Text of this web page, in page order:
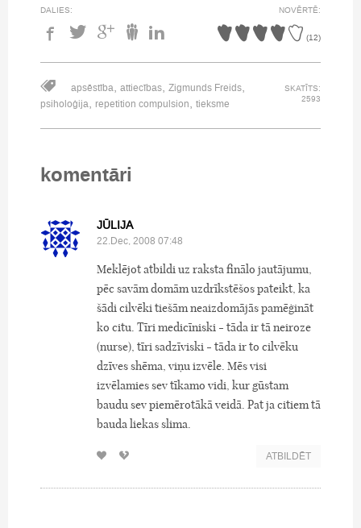
DALIES: NOVĒRTĒ:
(12)
apsēstība, attiecības, Zigmunds Freids,
psiholoģija, repetition compulsion, tieksme
SKATĪTS:
2593
komentāri
JŪLIJA
22.Dec, 2008 07:48
Meklējot atbildi uz raksta finālo jautājumu,
pēc savām domām uzdrīkstēšos pateikt, ka
šādi cilvēki tiešām neaizdomājās pamēģināt
ko citu. Tīri medicīniski - tāda ir tā neiroze
(nurse), tīri sadzīviski - tāda ir to cilvēku
dzīves shēma, viņu izvēle. Mēs visi
izvēlamies sev tīkamo vidi, kur gūstam
baudu sev piemērotākā veidā. Pat ja citiem tā
bauda liekas slima.
ATBILDĒT